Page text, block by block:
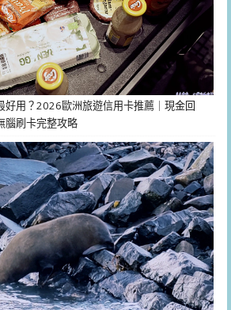
好用？2026歐洲旅遊信用卡推薦｜現金回
腦刷卡完整攻略